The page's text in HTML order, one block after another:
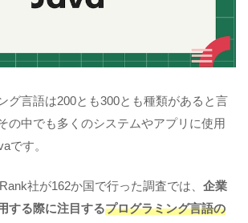
グ言語は200とも300とも種類があると言
の中でも多くのシステムやアプリに使用
です。
社が162か国で行った調査では、 企業
する際に注目するプログラミング言語の